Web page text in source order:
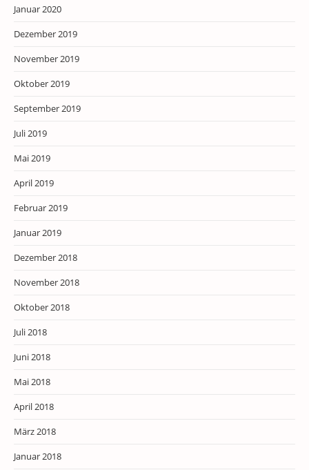
Januar 2020
Dezember 2019
November 2019
Oktober 2019
September 2019
Juli 2019
Mai 2019
April 2019
Februar 2019
Januar 2019
Dezember 2018
November 2018
Oktober 2018
Juli 2018
Juni 2018
Mai 2018
April 2018
März 2018
Januar 2018